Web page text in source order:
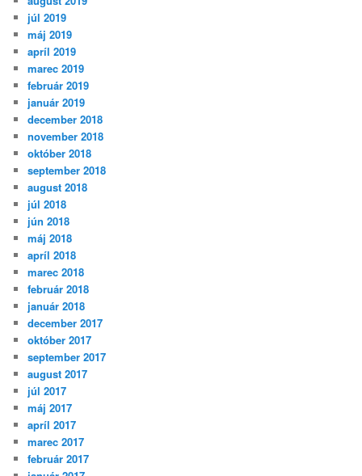
júl 2019
máj 2019
apríl 2019
marec 2019
február 2019
január 2019
december 2018
november 2018
október 2018
september 2018
august 2018
júl 2018
jún 2018
máj 2018
apríl 2018
marec 2018
február 2018
január 2018
december 2017
október 2017
september 2017
august 2017
júl 2017
máj 2017
apríl 2017
marec 2017
február 2017